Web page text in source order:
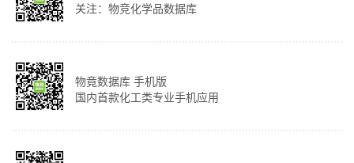
关注：物竞化学品数据库
物竟数据库 手机版
国内首款化工类专业手机应用